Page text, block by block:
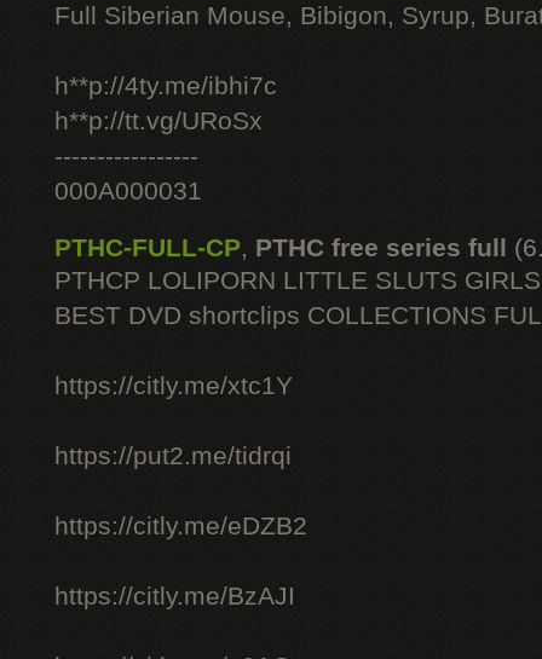
Full Siberian Mouse, Bibigon, Syrup,
h**p://4ty.me/ibhi7c
h**p://tt.vg/URoSx
-----------------
000A000031
PTHC-FULL-CP, PTHC free series full
PTHCP LOLIPORN LITTLE SLUTS
BEST DVD shortclips COLLECTIONS
https://citly.me/xtc1Y
https://put2.me/tidrqi
https://citly.me/eDZB2
https://citly.me/BzAJI